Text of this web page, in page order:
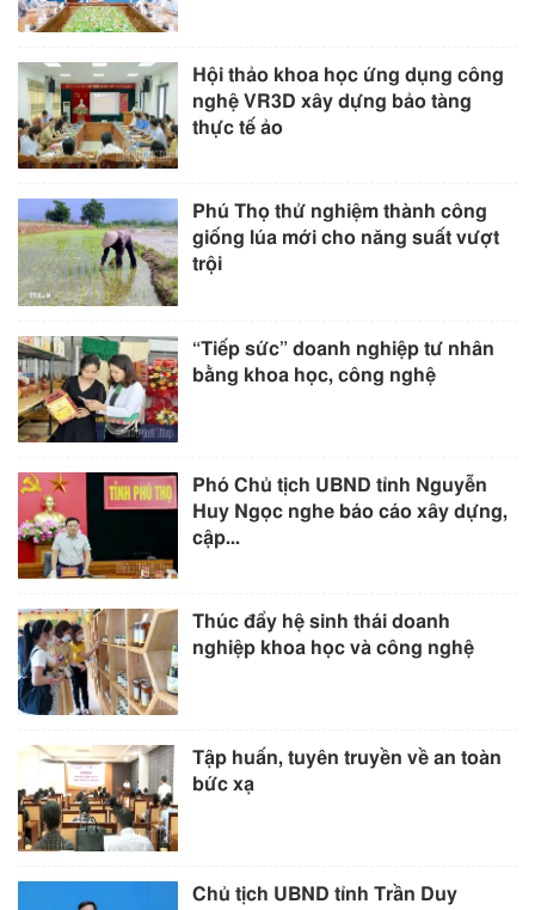
Hội thảo khoa học ứng dụng công
nghệ VR3D xây dựng bảo tàng
thực tế ảo
Phú Thọ thử nghiệm thành công
giống lúa mới cho năng suất vượt
trội
“Tiếp sức” doanh nghiệp tư nhân
bằng khoa học, công nghệ
Phó Chủ tịch UBND tỉnh Nguyễn
Huy Ngọc nghe báo cáo xây dựng,
cập...
Thúc đẩy hệ sinh thái doanh
nghiệp khoa học và công nghệ
Tập huấn, tuyên truyền về an toàn
bức xạ
Chủ tịch UBND tỉnh Trần Duy